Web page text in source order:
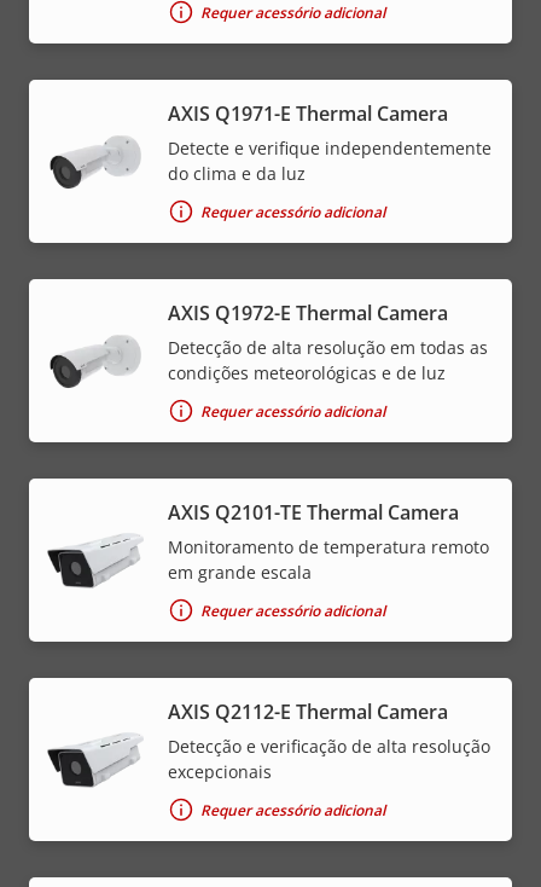
Requer acessório adicional
AXIS Q1971-E Thermal Camera
Detecte e verifique independentemente
do clima e da luz
Requer acessório adicional
AXIS Q1972-E Thermal Camera
Detecção de alta resolução em todas as
condições meteorológicas e de luz
Requer acessório adicional
AXIS Q2101-TE Thermal Camera
Monitoramento de temperatura remoto
em grande escala
Requer acessório adicional
AXIS Q2112-E Thermal Camera
Detecção e verificação de alta resolução
excepcionais
Requer acessório adicional